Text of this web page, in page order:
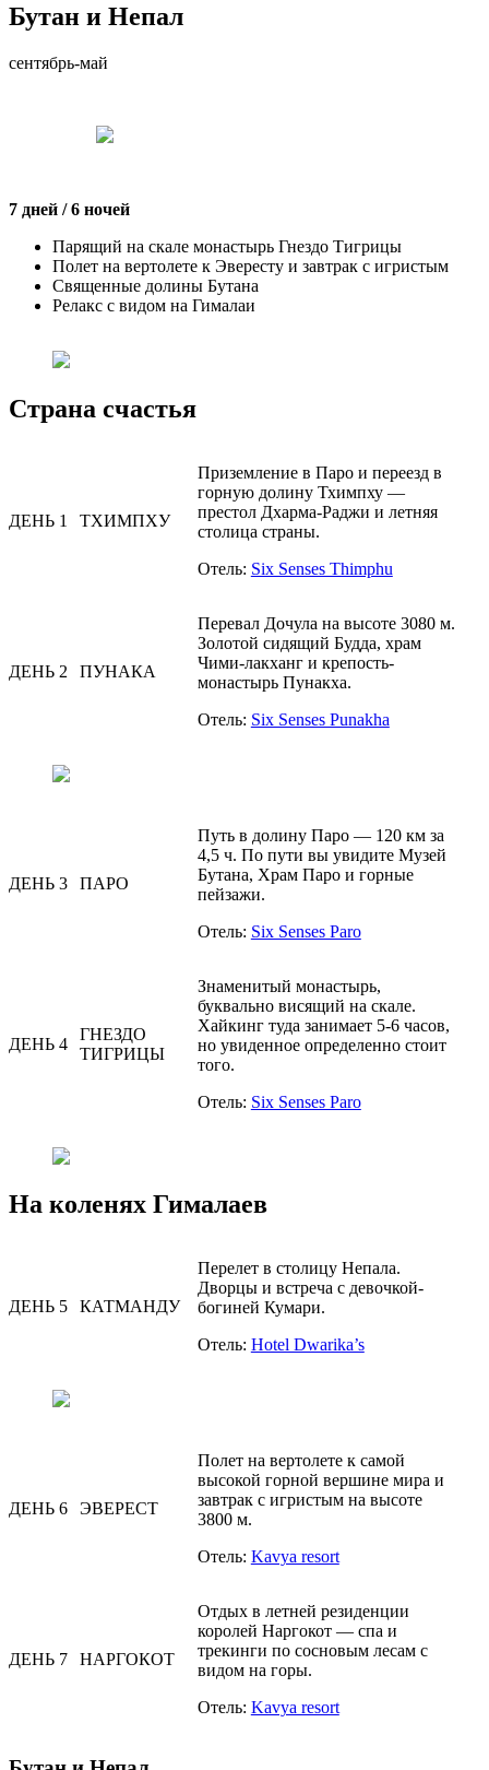
Бутан и Непал
сентябрь-май
7 дней / 6 ночей
Парящий на скале монастырь Гнездо Тигрицы
Полет на вертолете к Эвересту и завтрак с игристым
Священные долины Бутана
Релакс с видом на Гималаи
Страна счастья
ДЕНЬ 1 ТХИМПХУ
Приземление в Паро и переезд в
горную долину Тхимпху —
престол Дхарма-Раджи и летняя
столица страны.
Отель: Six Senses Thimphu
ДЕНЬ 2 ПУНАКА
Перевал Дочула на высоте 3080 м.
Золотой сидящий Будда, храм
Чими-лакханг и крепость-
монастырь Пунакха.
Отель: Six Senses Punakha
ДЕНЬ 3 ПАРО
Путь в долину Паро — 120 км за
4,5 ч. По пути вы увидите Музей
Бутана, Храм Паро и горные
пейзажи.
Отель: Six Senses Paro
ДЕНЬ 4
ГНЕЗДО
ТИГРИЦЫ
Знаменитый монастырь,
буквально висящий на скале.
Хайкинг туда занимает 5-6 часов,
но увиденное определенно стоит
того.
Отель: Six Senses Paro
На коленях Гималаев
ДЕНЬ 5 КАТМАНДУ
Перелет в столицу Непала.
Дворцы и встреча с девочкой-
богиней Кумари.
Отель: Hotel Dwarika’s
ДЕНЬ 6 ЭВЕРЕСТ
Полет на вертолете к самой
высокой горной вершине мира и
завтрак с игристым на высоте
3800 м.
Отель: Kavya resort
ДЕНЬ 7 НАРГОКОТ
Отдых в летней резиденции
королей Наргокот — спа и
трекинги по сосновым лесам с
видом на горы.
Отель: Kavya resort